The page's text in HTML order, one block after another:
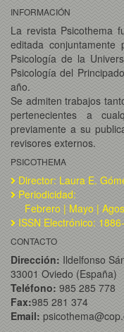
INFORMACIÓN
La revista Psicothema
editada
Psicología de la
Psicología del
año.
Se admiten trabajos
pertenecientes a
previamente a su
revisores externos.
PSICOTHEMA
Director: Laura E.
Periodicidad:
Febrero | Mayo |
ISSN Electrónico:
CONTACTO
Dirección: Ildelfonso
33001 Oviedo (España)
Teléfono: 985 285 778
Fax:985 281 374
Email: